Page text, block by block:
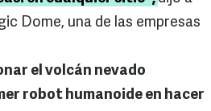
Dome, una de las empresas
el volcán nevado
robot humanoide en hacer